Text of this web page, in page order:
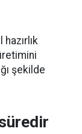
şekilde